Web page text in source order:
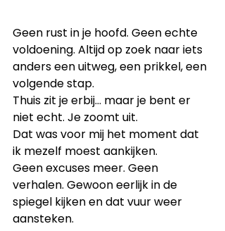
Geen rust in je hoofd. Geen echte
voldoening. Altijd op zoek naar iets
anders een uitweg, een prikkel, een
volgende stap.
Thuis zit je erbij… maar je bent er
niet echt. Je zoomt uit.
Dat was voor mij het moment dat
ik mezelf moest aankijken.
Geen excuses meer. Geen
verhalen. Gewoon eerlijk in de
spiegel kijken en dat vuur weer
aansteken.